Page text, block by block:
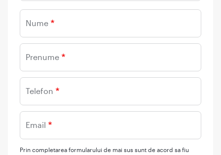
Nume
Prenume
Telefon
Email
Prin completarea formularului de mai sus sunt de acord sa fiu